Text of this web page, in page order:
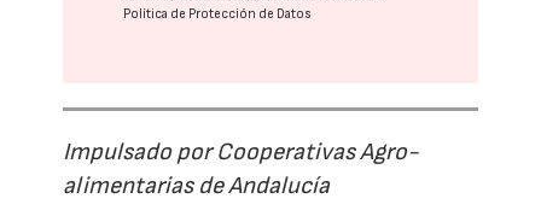
Política de Protección de Datos
Impulsado por Cooperativas Agro-
alimentarias de Andalucía